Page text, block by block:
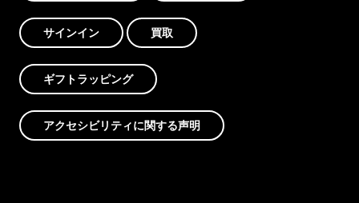
サインイン 買取
ギフトラッピング
アクセシビリティに関する声明